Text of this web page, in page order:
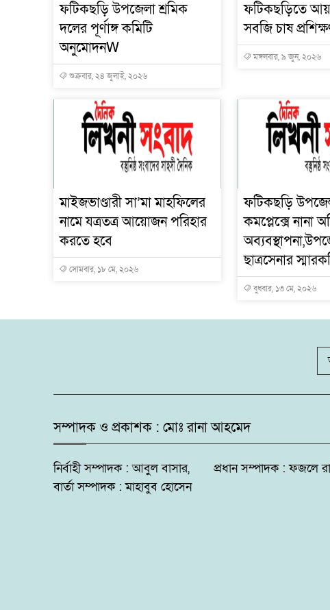
ফটিকছড়ি উপজেলা শ্রমিক
দলের পূর্ণাঙ্গ কমিটি
অনুমোদনW
শুক্রবার, ২৪ জুলাই, ২০২৬
ফটিকছড়িতে
সবজি চাষ
মঙ্গলবার, ৯ জুন, ২০২৬
মাইজভাণ্ডারী সা’মা মাহফিলের
নামে যত্রতত্র আয়োজন পরিহার
করতে হবে
সোমবার, ১৮ মে, ২০২৬
ফটিকছড়ি
কমপ্লেক্সে নানা
ছাত্রসেনার
বুধবার, ১৩ মে, ২০২৬
সম্পাদক ও প্রকাশক : মোঃ রানা আহমেদ
নির্বাহী সম্পাদক : আবুল বাসার, প্রধান সম্পাদক :
বার্তা সম্পাদক : মাহাবুব হোসেন